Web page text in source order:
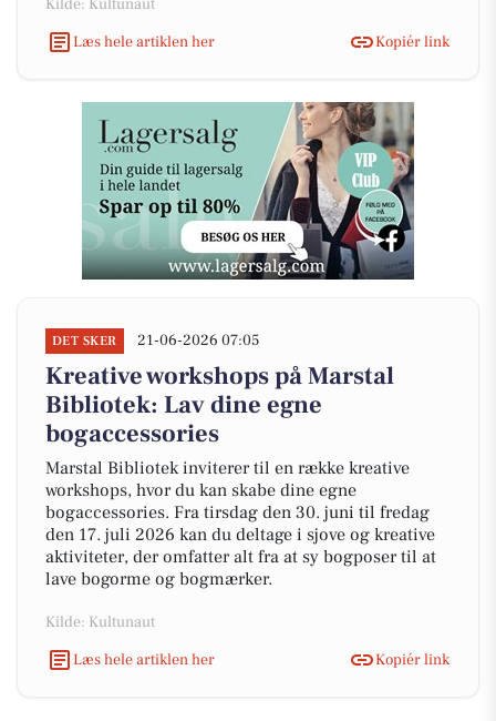
Kilde: Kultunaut
Læs hele artiklen her
Kopiér link
DET SKER 21-06-2026 07:05
Kreative workshops på Marstal
Bibliotek: Lav dine egne
bogaccessories
Marstal Bibliotek inviterer til en række kreative
workshops, hvor du kan skabe dine egne
bogaccessories. Fra tirsdag den 30. juni til fredag
den 17. juli 2026 kan du deltage i sjove og kreative
aktiviteter, der omfatter alt fra at sy bogposer til at
lave bogorme og bogmærker.
Kilde: Kultunaut
Læs hele artiklen her
Kopiér link